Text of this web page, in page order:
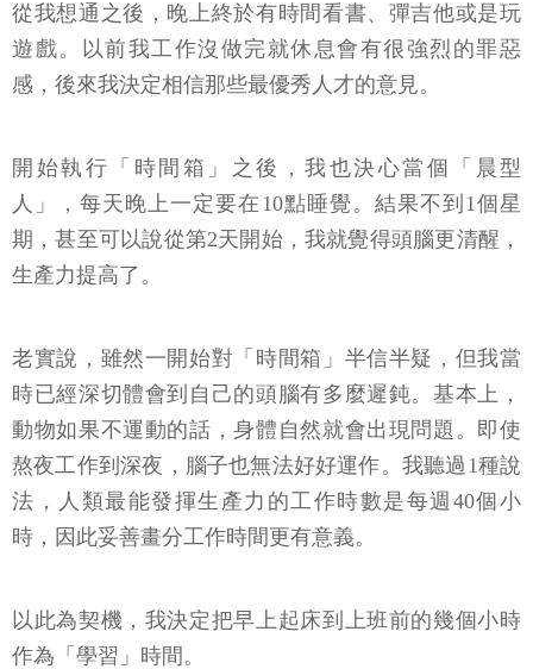
從我想通之後，晚上終於有時間看書、彈吉他或是玩
遊戲。以前我工作沒做完就休息會有很強烈的罪惡
感，後來我決定相信那些最優秀人才的意見。
開始執行「時間箱」之後，我也決心當個「晨型
人」，每天晚上一定要在10點睡覺。結果不到1個星
期，甚至可以說從第2天開始，我就覺得頭腦更清醒，
生產力提高了。
老實說，雖然一開始對「時間箱」半信半疑，但我當
時已經深切體會到自己的頭腦有多麼遲鈍。基本上，
動物如果不運動的話，身體自然就會出現問題。即使
熬夜工作到深夜，腦子也無法好好運作。我聽過1種說
法，人類最能發揮生產力的工作時數是每週40個小
時，因此妥善畫分工作時間更有意義。
以此為契機，我決定把早上起床到上班前的幾個小時
作為「學習」時間。